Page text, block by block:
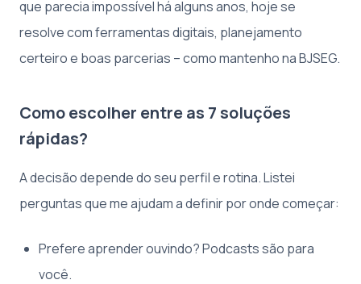
que parecia impossível há alguns anos, hoje se
resolve com ferramentas digitais, planejamento
certeiro e boas parcerias – como mantenho na BJSEG.
Como escolher entre as 7 soluções
rápidas?
A decisão depende do seu perfil e rotina. Listei
perguntas que me ajudam a definir por onde começar:
Prefere aprender ouvindo? Podcasts são para
você.